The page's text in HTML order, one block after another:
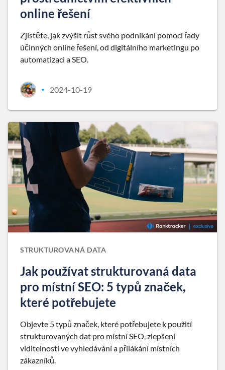
online řešení
Zjistěte, jak zvýšit růst svého podnikání pomocí řady
účinných online řešení, od digitálního marketingu po
automatizaci a SEO.
• 2024-10-19
STRUKTUROVANÁ DATA
Jak používat strukturovaná data
pro místní SEO: 5 typů značek,
které potřebujete
Objevte 5 typů značek, které potřebujete k použití
strukturovaných dat pro místní SEO, zlepšení
viditelnosti ve vyhledávání a přilákání místních
zákazníků.